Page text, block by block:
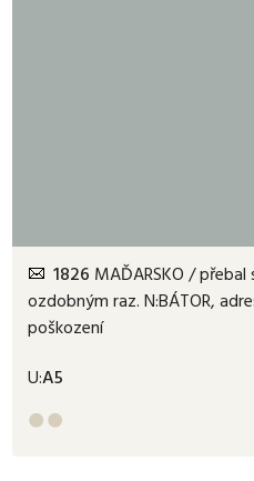
1826 MAĎARSKO /
ozdobným raz. N:BÁTOR,
poškození
U:A5
 